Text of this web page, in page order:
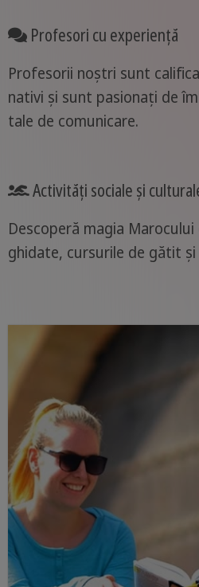
Profesori cu experiență
Profesorii noștri sunt
nativi și sunt pasionați de
tale de comunicare.
Activități sociale și
Descoperă magia
ghidate, cursurile de gătit